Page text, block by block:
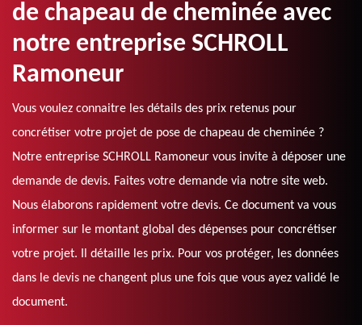
de chapeau de cheminée avec
notre entreprise SCHROLL
Ramoneur
Vous voulez connaitre les détails des prix retenus pour
concrétiser votre projet de pose de chapeau de cheminée ?
Notre entreprise SCHROLL Ramoneur vous invite à déposer une
demande de devis. Faites votre demande via notre site web.
Nous élaborons rapidement votre devis. Ce document va vous
informer sur le montant global des dépenses pour concrétiser
votre projet. Il détaille les prix. Pour vos protéger, les données
dans le devis ne changent plus une fois que vous ayez validé le
document.